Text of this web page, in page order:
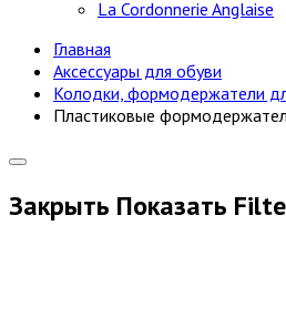
La Cordonnerie Anglaise
Главная
Аксессуары для обуви
Колодки, формодержатели
Пластиковые
Закрыть Показать